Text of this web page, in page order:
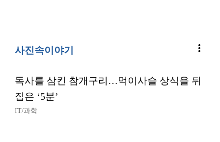
사진속이야기 more_vert
독사를 삼킨 참개구리…먹이사슬 상식을 뒤
집은 ‘5분’
IT/과학